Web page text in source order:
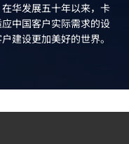
华发展五十年以来，卡
中国客户实际需求的设
建设更加美好的世界。